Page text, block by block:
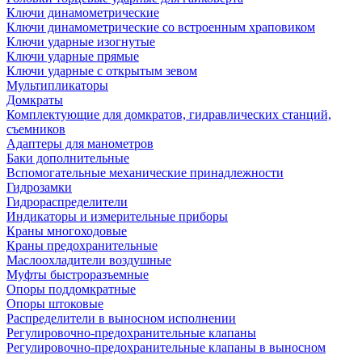
Ключи динамометрические
Ключи динамометрические со встроенным храповиком
Ключи ударные изогнутые
Ключи ударные прямые
Ключи ударные с открытым зевом
Мультипликаторы
Домкраты
Комплектующие для домкратов, гидравлических станций,
съемников
Адаптеры для манометров
Баки дополнительные
Вспомогательные механические принадлежности
Гидрозамки
Гидрораспределители
Индикаторы и измерительные приборы
Краны многоходовые
Краны предохранительные
Маслоохладители воздушные
Муфты быстроразъемные
Опоры поддомкратные
Опоры штоковые
Распределители в выносном исполнении
Регулировочно-предохранительные клапаны
Регулировочно-предохранительные клапаны в выносном